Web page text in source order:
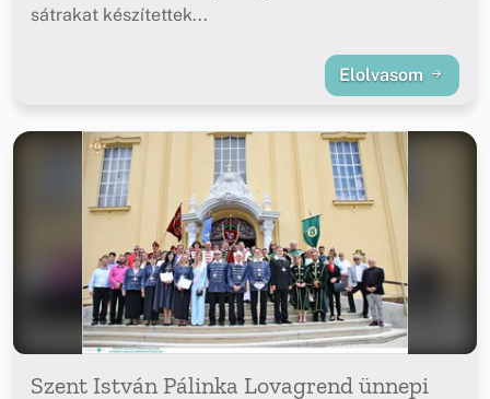
sátrakat készítettek...
Elolvasom
Szent István Pálinka Lovagrend ünnepi